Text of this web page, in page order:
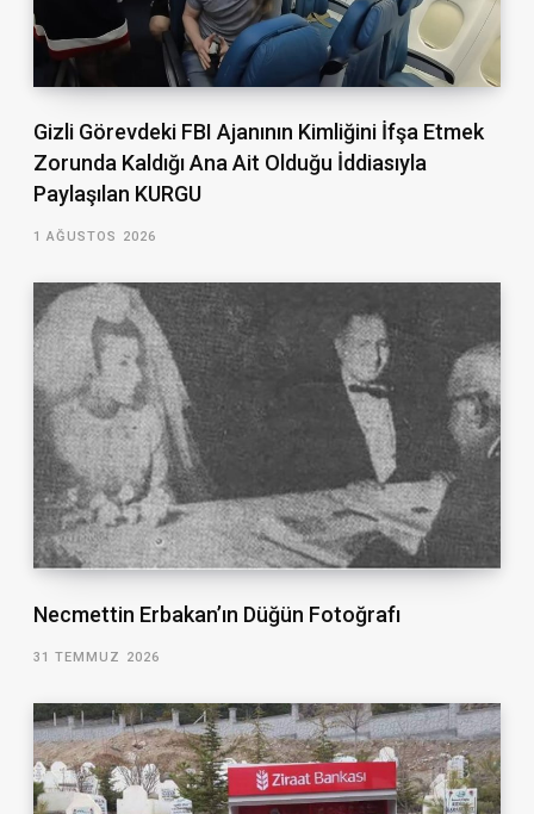
Gizli Görevdeki FBI Ajanının Kimliğini İfşa Etmek
Zorunda Kaldığı Ana Ait Olduğu İddiasıyla
Paylaşılan KURGU
1 AĞUSTOS 2026
Necmettin Erbakan’ın Düğün Fotoğrafı
31 TEMMUZ 2026